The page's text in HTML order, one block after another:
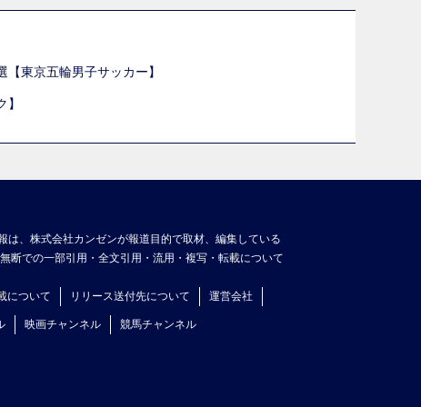
東京五輪男子サッカー】
は、株式会社カンゼンが報道目的で取材、編集している
断での一部引用・全文引用・流用・複写・転載について
について リリース送付先について 運営会社
映画チャンネル 競馬チャンネル